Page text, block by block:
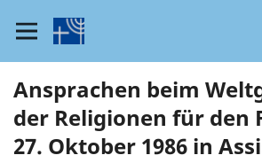
Ansprachen beim
der Religionen für den
27. Oktober 1986 in